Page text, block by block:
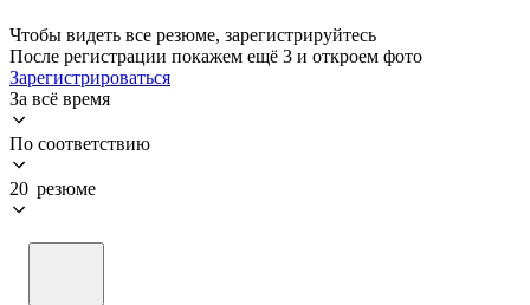
Чтобы видеть все резюме, зарегистрируйтесь
После регистрации покажем ещё 3 и откроем фото
Зарегистрироваться
За всё время
По соответствию
20 резюме